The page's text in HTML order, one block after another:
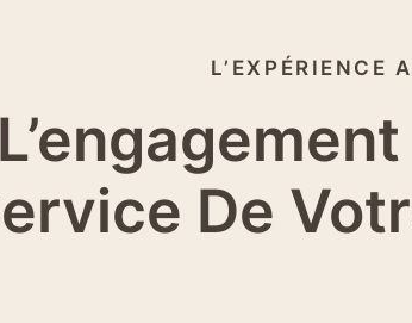
L’EXPÉRIENCE
De